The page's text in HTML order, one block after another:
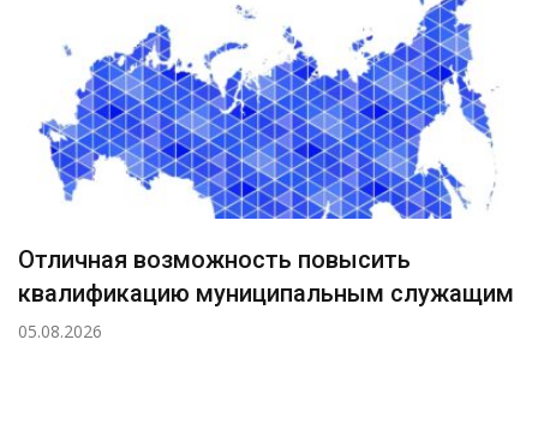
Отличная возможность повысить
квалификацию муниципальным служащим
05.08.2026